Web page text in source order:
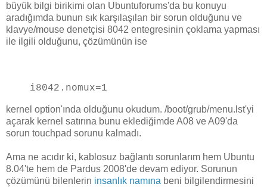
büyük bilgi birikimi olan Ubuntuforums'da bu konuyu
aradığımda bunun sık karşılaşılan bir sorun olduğunu ve
klavye/mouse denetçisi 8042 entegresinin çoklama yapması
ile ilgili olduğunu, çözümünün ise
i8042.nomux=1
kernel option'ında olduğunu okudum. /boot/grub/menu.lst'yi
açarak kernel satırına bunu eklediğimde A08 ve A09'da
sorun touchpad sorunu kalmadı.
Ama ne acıdır ki, kablosuz bağlantı sorunlarım hem Ubuntu
8.04'te hem de Pardus 2008'de devam ediyor. Sorunun
çözümünü bilenlerin insanlık namına beni bilgilendirmesini